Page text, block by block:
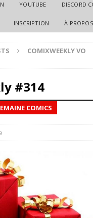
YOUTUBE DISCORD
INSCRIPTION À PROPOS
COMIXWEEKLY VO
#314
COMICS